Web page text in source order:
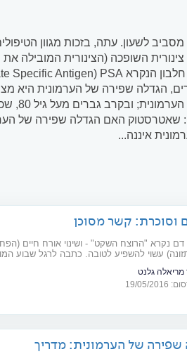
לשעון. עתה, בזכות מגוון
השופכה (הצינורית המובילה
הגדלה שפירה של הערמונית היא
כמחצית מהגברים מעל
צילום: שאטרסטוק האם הגדלה שפירה של
איננה...
וסוכרת: קשר מסוכן
דם נקרא "הרוצח השקט" - ושינוי אורח חיים
עשוי להשפיע לטובה. כתבה לרגל שבוע
מריאלה גלנט
2016
שפירה של הערמונית: מדריך